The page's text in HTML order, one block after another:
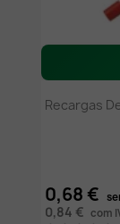
Recargas
0,68 €
0,84 € com